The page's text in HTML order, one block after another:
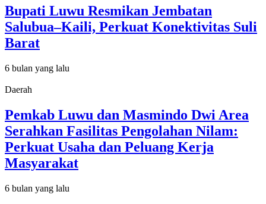
Bupati Luwu Resmikan Jembatan
Salubua–Kaili, Perkuat Konektivitas Suli
Barat
6 bulan yang lalu
Daerah
Pemkab Luwu dan Masmindo Dwi Area
Serahkan Fasilitas Pengolahan Nilam:
Perkuat Usaha dan Peluang Kerja
Masyarakat
6 bulan yang lalu